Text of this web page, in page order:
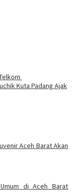
Kuta Padang Ajak
Aceh Barat Akan
di Aceh Barat